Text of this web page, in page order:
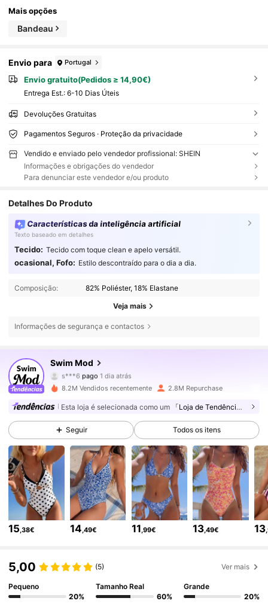
Mais opções
Bandeau
Envio para Portugal
Envio gratuito(Pedidos ≥ 14,90€)
Entrega Est.: 6-10 Dias Úteis
Devoluções Gratuitas
Pagamentos Seguros · Proteção da privacidade
Vendido e enviado pelo vendedor profissional: SHEIN
Informações e obrigações do vendedor
Para denunciar este vendedor e/ou produto
Detalhes Do Produto
Características da inteligência artificial
Texto baseado em detalhes
Tecido: Tecido com toque clean e apelo versátil.
ocasional, Fofo: Estilo descontraído para o dia a dia.
Composição: 82% Poliéster, 18% Elastane
Veja mais
Informações de segurança e contactos
Swim Mod
4,81
546K Seguidores
s***6
1 dia atrás
seguiu
4,81
546K Seguidores
4,81 546K Seguidores
4,81 546K Seguidores
4,81 546K Seguidores
4,81 546K Seguidores
8.2M Vendidos recentemente 2.8M Repurchase
Esta loja é selecionada como um 「Loja de Tendências」
Seguir Todos os itens
15,38€ 14,49€ 11,99€ 13,49€ 13
5,00 (5) Ver mais
Pequeno
20%
Tamanho Real
60%
Grande
20%